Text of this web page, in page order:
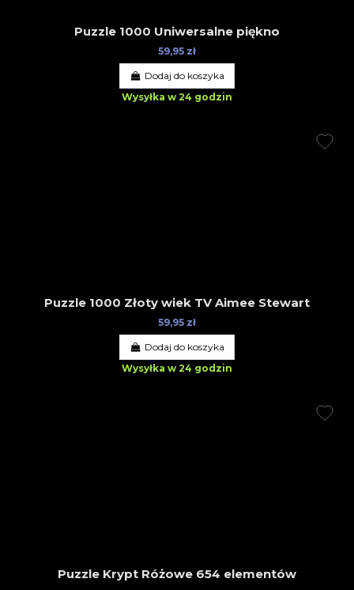
Puzzle 1000 Uniwersalne piękno
59,95 zł
Dodaj do koszyka
Wysyłka w 24 godzin
Puzzle 1000 Złoty wiek TV Aimee Stewart
59,95 zł
Dodaj do koszyka
Wysyłka w 24 godzin
Puzzle Krypt Różowe 654 elementów